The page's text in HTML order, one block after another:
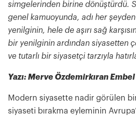
simgelerinden birine dönüştürdü.
genel kamuoyunda, adı her
yenilginin, hele de aşırı sağ
bir yenilginin ardından siyasetten
ve tutarlı bir siyasetçi tarzıyla
Yazı: Merve Özdemirkıran Embel
Modern siyasette nadir görülen
siyaseti bırakma eyleminin